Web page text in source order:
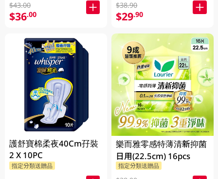
$43.00
$36.00
護舒寶棉柔夜40Cm孖裝
2 X 10PC
指定分類送贈品
$38.90
$29.90
樂而雅零感特薄清新抑菌
日用(22.5cm) 16pcs
指定分類送贈品